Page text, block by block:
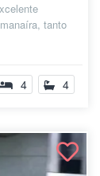
tanto
4 4